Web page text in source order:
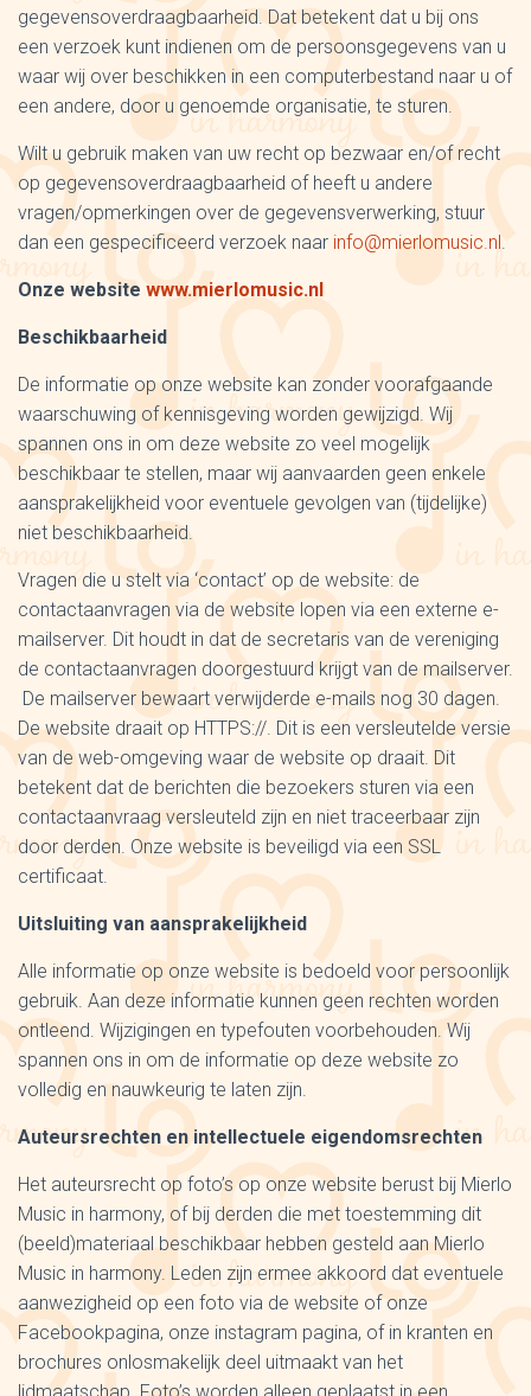
gegevensoverdraagbaarheid. Dat betekent dat u bij ons
een verzoek kunt indienen om de persoonsgegevens van u
waar wij over beschikken in een computerbestand naar u of
een andere, door u genoemde organisatie, te sturen.
Wilt u gebruik maken van uw recht op bezwaar en/of recht
op gegevensoverdraagbaarheid of heeft u andere
vragen/opmerkingen over de gegevensverwerking, stuur
dan een gespecificeerd verzoek naar info@mierlomusic.nl.
Onze website www.mierlomusic.nl
Beschikbaarheid
De informatie op onze website kan zonder voorafgaande
waarschuwing of kennisgeving worden gewijzigd. Wij
spannen ons in om deze website zo veel mogelijk
beschikbaar te stellen, maar wij aanvaarden geen enkele
aansprakelijkheid voor eventuele gevolgen van (tijdelijke)
niet beschikbaarheid.
Vragen die u stelt via ‘contact’ op de website: de
contactaanvragen via de website lopen via een externe e-
mailserver. Dit houdt in dat de secretaris van de vereniging
de contactaanvragen doorgestuurd krijgt van de mailserver.
De mailserver bewaart verwijderde e-mails nog 30 dagen.
De website draait op HTTPS://. Dit is een versleutelde versie
van de web-omgeving waar de website op draait. Dit
betekent dat de berichten die bezoekers sturen via een
contactaanvraag versleuteld zijn en niet traceerbaar zijn
door derden. Onze website is beveiligd via een SSL
certificaat.
Uitsluiting van aansprakelijkheid
Alle informatie op onze website is bedoeld voor persoonlijk
gebruik. Aan deze informatie kunnen geen rechten worden
ontleend. Wijzigingen en typefouten voorbehouden. Wij
spannen ons in om de informatie op deze website zo
volledig en nauwkeurig te laten zijn.
Auteursrechten en intellectuele eigendomsrechten
Het auteursrecht op foto’s op onze website berust bij Mierlo
Music in harmony, of bij derden die met toestemming dit
(beeld)materiaal beschikbaar hebben gesteld aan Mierlo
Music in harmony. Leden zijn ermee akkoord dat eventuele
aanwezigheid op een foto via de website of onze
Facebookpagina, onze instagram pagina, of in kranten en
brochures onlosmakelijk deel uitmaakt van het